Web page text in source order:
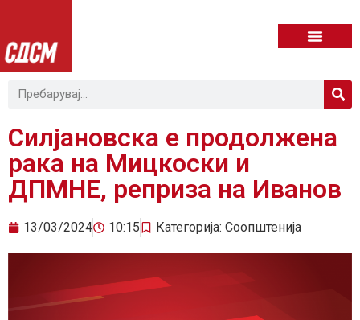
Силјановска е продолжена
рака на Мицкоски и
ДПМНЕ, реприза на Иванов
13/03/2024 10:15 Категорија: Соопштенија